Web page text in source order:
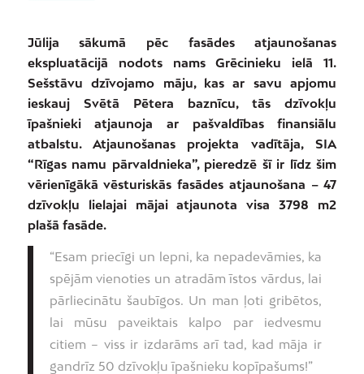
Jūlija sākumā pēc fasādes atjaunošanas
ekspluatācijā nodots nams Grēcinieku ielā 11.
Sešstāvu dzīvojamo māju, kas ar savu apjomu
ieskauj Svētā Pētera baznīcu, tās dzīvokļu
īpašnieki atjaunoja ar pašvaldības finansiālu
atbalstu. Atjaunošanas projekta vadītāja, SIA
“Rīgas namu pārvaldnieka”, pieredzē šī ir līdz šim
vērienīgākā vēsturiskās fasādes atjaunošana – 47
dzīvokļu lielajai mājai atjaunota visa 3798 m2
plašā fasāde.
“Esam priecīgi un lepni, ka nepadevāmies, ka
spējām vienoties un atradām īstos vārdus, lai
pārliecinātu šaubīgos. Un man ļoti gribētos,
lai mūsu paveiktais kalpo par iedvesmu
citiem – viss ir izdarāms arī tad, kad māja ir
gandrīz 50 dzīvokļu īpašnieku kopīpašums!”